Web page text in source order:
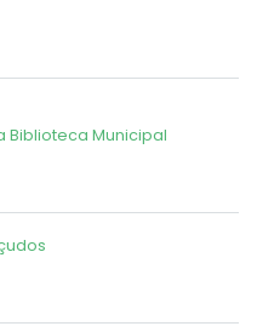
Biblioteca Municipal